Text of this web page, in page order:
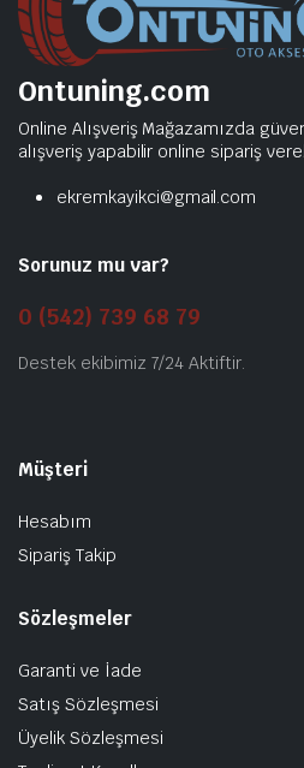
Ontuning.com
Online Alışveriş Mağazamızda
alışveriş yapabilir online sipariş
ekremkayikci@gmail.com
Sorunuz mu var?
0 (542) 739 68 79
Destek ekibimiz 7/24 Aktiftir.
Müşteri
Hesabım
Sipariş Takip
Sözleşmeler
Garanti ve İade
Satış Sözleşmesi
Üyelik Sözleşmesi